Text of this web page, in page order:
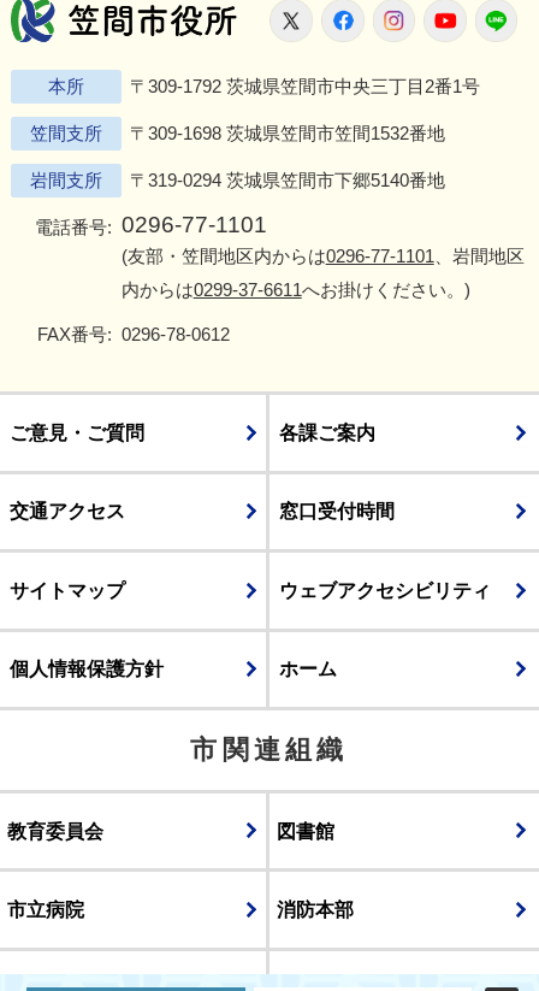
笠間市役所
X FacebookInstagram
本所 〒309-1792 茨城県笠間市中央三丁目2番1号
笠間支所 〒309-1698 茨城県笠間市笠間1532番地
岩間支所 〒319-0294 茨城県笠間市下郷5140番地
電話番号: 0296-77-1101
(友部・笠間地区内からは0296-77-1101 、岩間地区
内からは0299-37-6611へお掛けください。)
FAX番号: 0296-78-0612
ご意見・ご質問 各課ご案内
交通アクセス 窓口受付時間
サイトマップ ウェブアクセシビリティ
個人情報保護方針 ホーム
市関連組織
教育委員会 図書館
市立病院 消防本部